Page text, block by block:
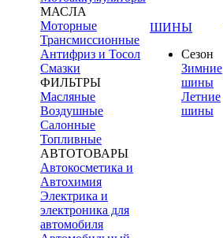
МАСЛА
Моторные
Трансмиссионные
Антифриз и Тосол
Смазки
ФИЛЬТРЫ
Масляные
Воздушные
Салонные
Топливные
АВТОТОВАРЫ
Автокосметика и
Автохимия
Электрика и
электроника для
автомобиля
ШИНЫ
Сезон
Зимние
шины
Летние
шины